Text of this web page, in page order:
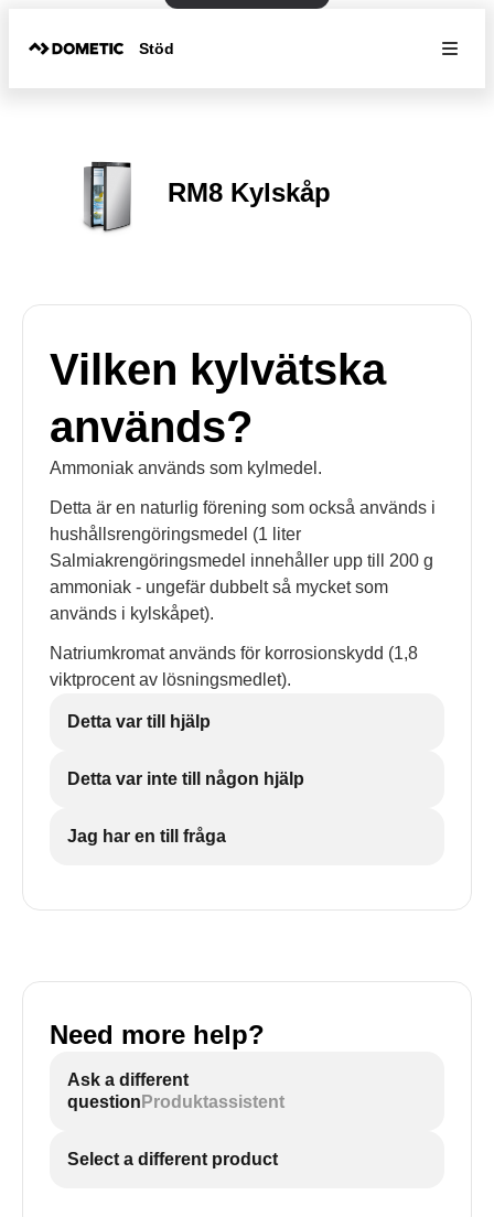
Stöd
RM8 Kylskåp
Vilken kylvätska
används?
Ammoniak används som kylmedel.
Detta är en naturlig förening som också används i
hushållsrengöringsmedel (1 liter
Salmiakrengöringsmedel innehåller upp till 200 g
ammoniak - ungefär dubbelt så mycket som
används i kylskåpet).
Natriumkromat används för korrosionskydd (1,8
viktprocent av lösningsmedlet).
Detta var till hjälp
Detta var inte till någon hjälp
Jag har en till fråga
Need more help?
Ask a different
question Produktassistent
Select a different product